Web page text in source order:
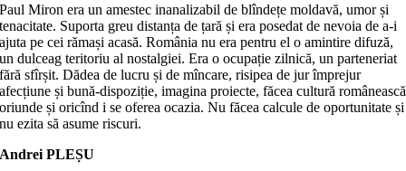
Paul Miron era un amestec inanalizabil de blîndețe moldavă, umor și
tenacitate. Suporta greu distanța de țară și era posedat de nevoia de a-i
ajuta pe cei rămași acasă. România nu era pentru el o amintire difuză,
un dulceag teritoriu al nostalgiei. Era o ocupație zilnică, un parteneriat
fără sfîrșit. Dădea de lucru și de mîncare, risipea de jur împrejur
afecțiune și bună-dispoziție, imagina proiecte, făcea cultură românească
oriunde și oricînd i se oferea ocazia. Nu făcea calcule de oportunitate și
nu ezita să asume riscuri.
Andrei PLEȘU